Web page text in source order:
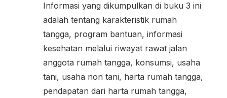
Informasi yang dikumpulkan di buku 3 ini
adalah tentang karakteristik rumah
tangga, program bantuan, informasi
kesehatan melalui riwayat rawat jalan
anggota rumah tangga, konsumsi, usaha
tani, usaha non tani, harta rumah tangga,
pendapatan dari harta rumah tangga,